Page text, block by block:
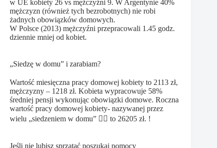
w UE kobiety 26 vs mężczyźni 9. W Argentynie 40%
mężczyzn (również tych bezrobotnych) nie robi
żadnych obowiązków domowych.
W Polsce (2013) mężczyźni przepracowali 1.45 godz.
dziennie mniej od kobiet.
„Siedzę w domu” i zarabiam?
Wartość miesięczna pracy domowej kobiety to 2113 zł,
mężczyzny – 1218 zł. Kobieta wypracowuje 58%
średniej pensji wykonując obowiązki domowe. Roczna
wartość pracy domowej kobiety- nazywanej przez
wielu „siedzeniem w domu” 🤦‍♀️ to 26205 zł. !
Jeśli nie lubisz sprzątać poszukaj pomocy